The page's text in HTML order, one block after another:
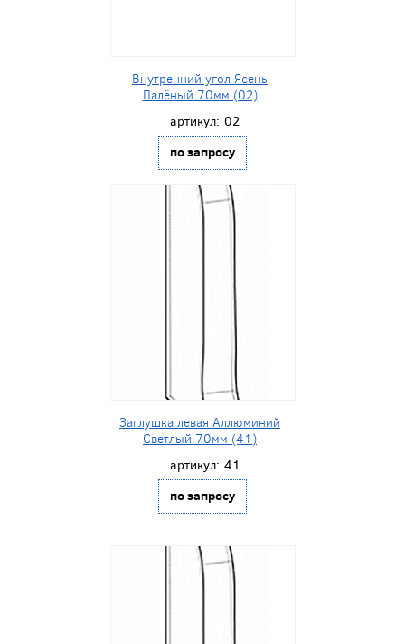
Внутренний угол Ясень
Палёный 70мм (02)
артикул: 02
по запросу
Заглушка левая Аллюминий
Светлый 70мм (41)
артикул: 41
по запросу